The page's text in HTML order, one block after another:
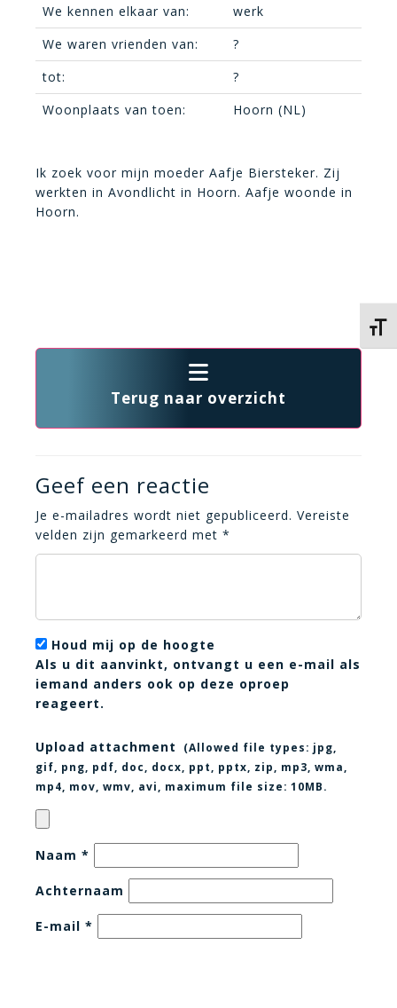
We kennen elkaar van:
werk
We waren vrienden van:
?
tot:
?
Woonplaats van toen:
Hoorn (NL)
Ik zoek voor mijn moeder Aafje Biersteker. Zij
werkten in Avondlicht in Hoorn. Aafje woonde in
Hoorn.
Terug naar overzicht
Geef een reactie
Je e-mailadres wordt niet gepubliceerd. Vereiste
velden zijn gemarkeerd met *
Houd mij op de hoogte
Als u dit aanvinkt, ontvangt u een e-mail als
iemand anders ook op deze oproep
reageert.
Upload attachment (Allowed file types: jpg,
gif, png, pdf, doc, docx, ppt, pptx, zip, mp3, wma,
mp4, mov, wmv, avi
, maximum file size: 10MB.
Naam *
Achternaam
E-mail *